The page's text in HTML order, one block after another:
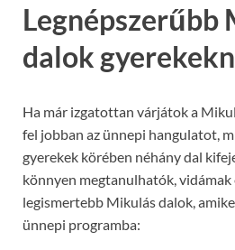
Legnépszerűbb
dalok
Ha már izgatottan várjátok a
fel jobban az ünnepi hangulatot,
gyerekek körében néhány dal
könnyen megtanulhatók, vidámak
legismertebb Mikulás dalok,
ünnepi programba: